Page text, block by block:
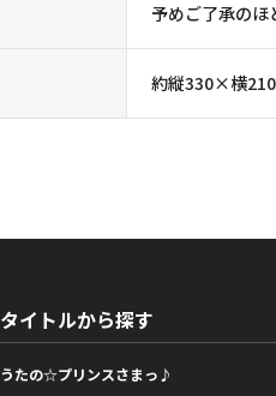
予めご了承のほ
約縦330×横
タイトルから探す
うたの☆プリンスさまっ♪